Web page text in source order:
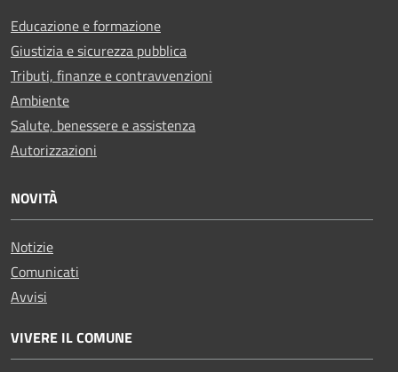
Educazione e formazione
Giustizia e sicurezza pubblica
Tributi, finanze e contravvenzioni
Ambiente
Salute, benessere e assistenza
Autorizzazioni
NOVITÀ
Notizie
Comunicati
Avvisi
VIVERE IL COMUNE